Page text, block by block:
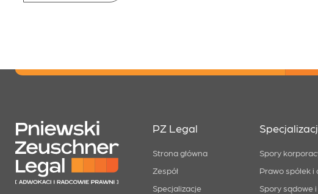
PZ Legal
Strona główna
Zespół
Specjalizacje
Spory
Prawo spółek
Spory sądowe